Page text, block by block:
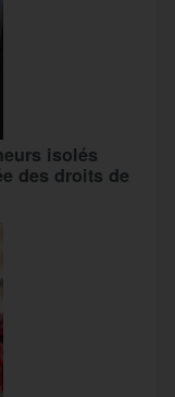
isolés
des droits de